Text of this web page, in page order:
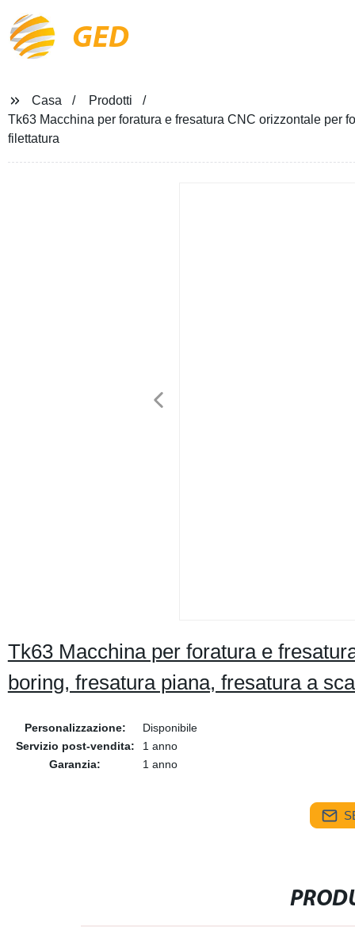
GED
Casa
Prodotti
Tk63 Macchina per foratura e fresatura CNC orizzontale per
filettatura
Tk63 Macchina per foratura e
boring, fresatura piana, fresatura a
Personalizzazione:
Disponibile
Servizio post-vendita:
1 anno
Garanzia:
1 anno